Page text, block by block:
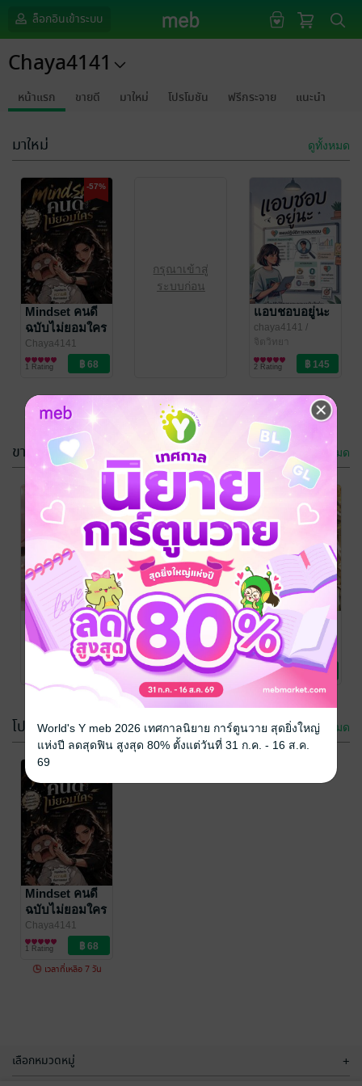
ล็อกอินเข้าระบบ
Chaya4141
หน้าแรก ขายดี มาใหม่ โปรโมชัน ฟรีกระจาย แนะนำ
มาใหม่ ดูทั้งหมด
-57%
Mindset คนดี
ฉบับไม่ยอมใคร
Chaya4141
พัฒนาตนเอง
1 Rating
กรุณาเข้าสู่
ระบบก่อน
แอบชอบอยู่นะ
chaya4141 /
Chaya4141
จิตวิทยา
2 Rating
The New
Teacher of the
'70s
chaya4141
Chaya4141
นิยายโรมานซ์
2 Rating
You are my
star
Chaya4141
Foreign books
3 Rating
ขายดี ดูทั้งหมด
Accidentally
Falling for the
Boss
Chaya/
Chaya4141
นิยายโรมานซ์
Mindset เศรษฐี
Chaya4141
พัฒนาตนเอง
7 Rating
Love with all
my heart
Chaya4141
Foreign books
3 Rating
-57%
Mindset คนดี
ฉบับไม่ยอมใคร
Chaya4141
พัฒนาตนเอง
1 Rating
โปรโมชัน ดูทั้งหมด
Mindset คนดี
ฉบับไม่ยอมใคร
Chaya4141
พัฒนาตนเอง
1 Rating
เวลาที่เหลือ 7 วัน
เลือกหมวดหมู่ +
World's Y meb 2026 เทศกาลนิยาย การ์ตูนวาย สุดยิ่งใหญ่
แห่งปี ลดสุดฟิน สูงสุด 80% ตั้งแต่วันที่ 31 ก.ค. - 16 ส.ค.
69